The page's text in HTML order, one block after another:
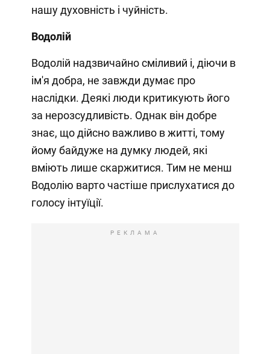
нашу духовність і чуйність.
Водолій
Водолій надзвичайно сміливий і, діючи в
ім'я добра, не завжди думає про
наслідки. Деякі люди критикують його
за нерозсудливість. Однак він добре
знає, що дійсно важливо в житті, тому
йому байдуже на думку людей, які
вміють лише скаржитися. Тим не менш
Водолію варто частіше прислухатися до
голосу інтуїції.
РЕКЛАМА